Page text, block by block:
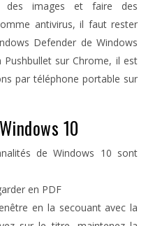
des images et faire des
antivirus, il faut rester
Defender de Windows
Pushbullet sur Chrome, il est
par téléphone portable sur
10
de Windows 10 sont
en PDF
en la secouant avec la